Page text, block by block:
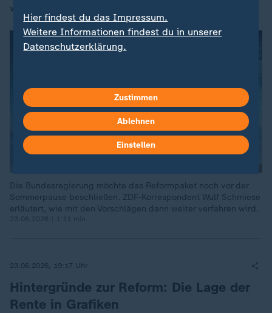
weiter verfahren wird.
Die Bundesregierung möchte das Reformpaket noch vor der
Sommerpause beschließen. ZDF-Korrespondent Wulf Schmiese
erläutert, wie mit den Vorschlägen dann weiter verfahren wird.
23.06.2026, 19:17 Uhr
Hintergründe zur Reform: Die Lage der
Rente in Grafiken
Hier findest du das Impressum.
Weitere Informationen findest du in unserer
Datenschutzerklärung.
Zustimmen
Ablehnen
Einstellen